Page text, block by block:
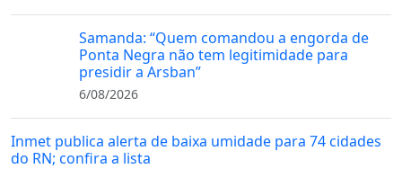
Samanda: “Quem comandou a engorda de
Ponta Negra não tem legitimidade para
presidir a Arsban”
6/08/2026
Inmet publica alerta de baixa umidade para 74 cidades
do RN; confira a lista